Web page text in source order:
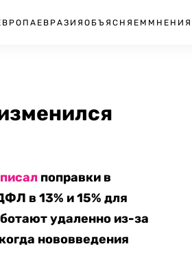
ЕВРАЗИЯ ОБЪЯСНЯЕМ МНЕНИЯ
поправки в
в 13% и 15% для
удаленно из-за
нововведения